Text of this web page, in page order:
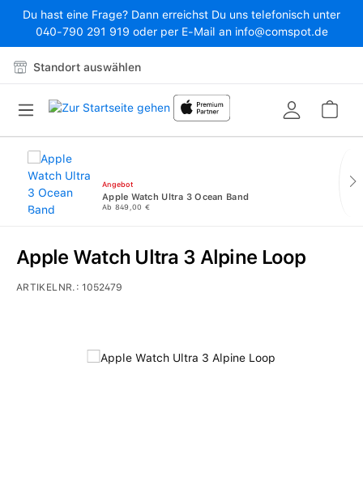
Zum Hauptinhalt springen
Du hast eine Frage? Dann erreichst Du uns telefonisch unter
040-790 291 919 oder per E-Mail an info@comspot.de
Standort auswählen
Angebot
Apple Watch Ultra 3 Ocean Band
Ab 849,00 €
Bildergalerie überspringen
Apple Watch Ultra 3 Alpine Loop
ARTIKELNR.:1052479